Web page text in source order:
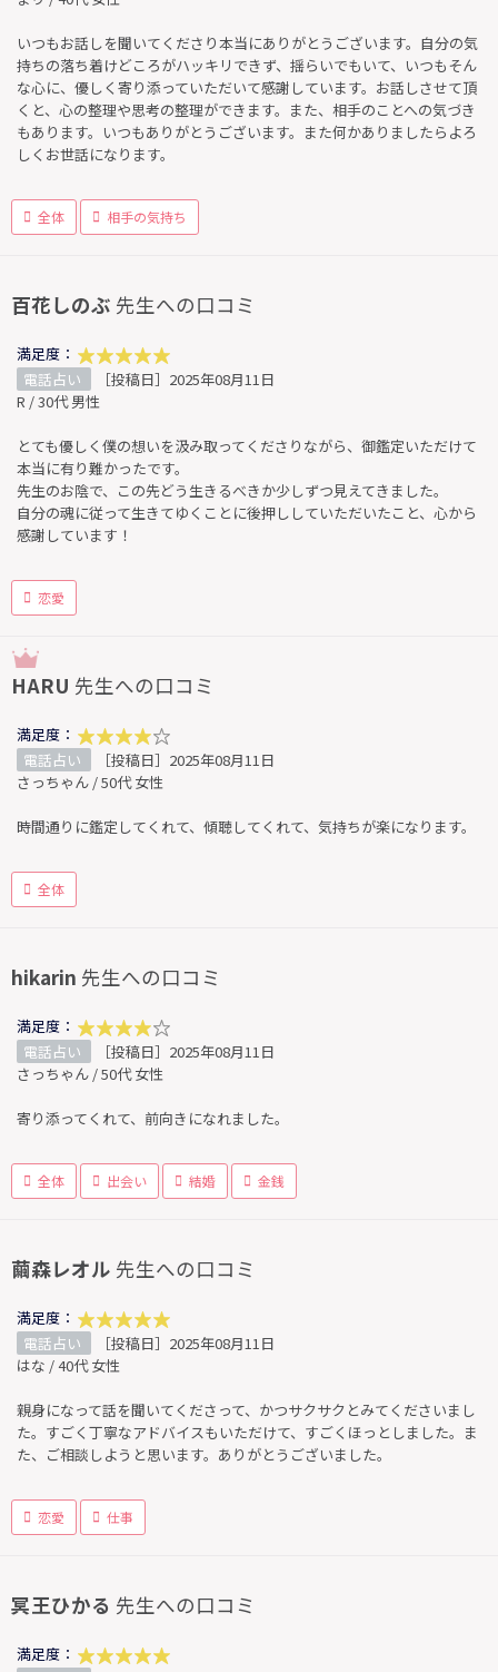
いつもお話しを聞いてくださり本当にありがとうございます。自分の気
持ちの落ち着けどころがハッキリできず、揺らいでもいて、いつもそん
な心に、優しく寄り添っていただいて感謝しています。お話しさせて頂
くと、心の整理や思考の整理ができます。また、相手のことへの気づき
もあります。いつもありがとうございます。また何かありましたらよろ
しくお世話になります。
全体 相手の気持ち
百花しのぶ 先生への口コミ
満足度：
電話占い
［投稿日］2025年08月11日
R / 30代 男性
とても優しく僕の想いを汲み取ってくださりながら、御鑑定いただけて
本当に有り難かったです。
先生のお陰で、この先どう生きるべきか少しずつ見えてきました。
自分の魂に従って生きてゆくことに後押ししていただいたこと、心から
感謝しています！
恋愛
HARU 先生への口コミ
満足度：
電話占い
［投稿日］2025年08月11日
さっちゃん / 50代 女性
時間通りに鑑定してくれて、傾聴してくれて、気持ちが楽になります。
全体
hikarin 先生への口コミ
満足度：
電話占い
［投稿日］2025年08月11日
さっちゃん / 50代 女性
寄り添ってくれて、前向きになれました。
全体 出会い 結婚 金銭
繭森レオル 先生への口コミ
満足度：
電話占い
［投稿日］2025年08月11日
はな / 40代 女性
親身になって話を聞いてくださって、かつサクサクとみてくださいまし
た。すごく丁寧なアドバイスもいただけて、すごくほっとしました。ま
た、ご相談しようと思います。ありがとうございました。
恋愛 仕事
冥王ひかる 先生への口コミ
満足度：